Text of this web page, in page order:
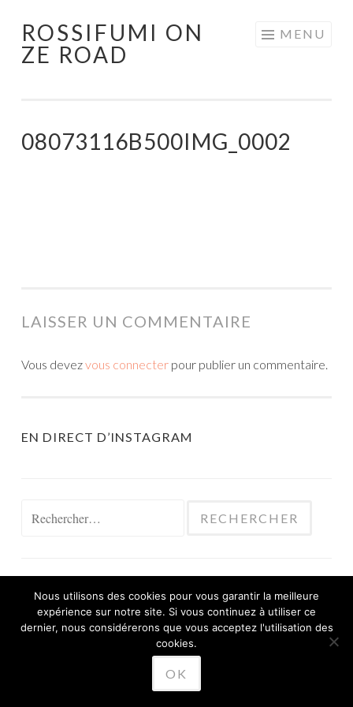
Aller
au
ROSSIFUMI ON
ZE ROAD
MENU
08073116B500IMG_0002
LAISSER UN COMMENTAIRE
Vous devezvous connecter pour publier un commentaire.
EN DIRECT D’INSTAGRAM
FIÈREMENT PROPULSÉ PAR WORDPRESS
THÈME SKETCH PARWORDPRESS.COM
Nous utilisons des cookies pour vous garantir la meilleure
expérience sur notre site. Si vous continuez à utiliser ce
dernier, nous considérerons que vous acceptez l'utilisation des
cookies.
OK